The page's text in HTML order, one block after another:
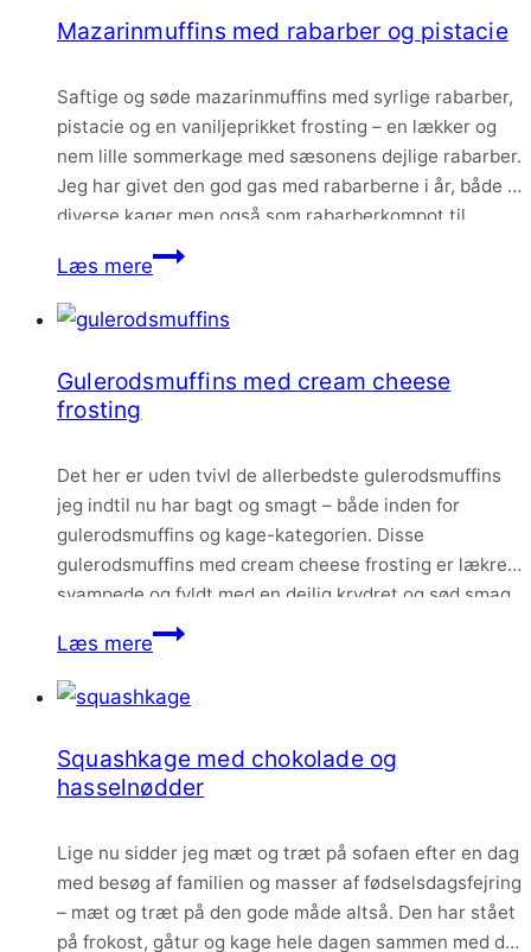
Mazarinmuffins med rabarber og pistacie
Saftige og søde mazarinmuffins med syrlige rabarber,
pistacie og en vaniljeprikket frosting – en lækker og
nem lille sommerkage med sæsonens dejlige rabarber.
Jeg har givet den god gas med rabarberne i år, både i
diverse kager men også som rabarberkompot til
morgenmaden. Jeg elsker de syrlige stængler, der
virkelig er indbegrebet og smagen af…
Læs mereMazarinmuffins
rabarber
pistacie
Gulerodsmuffins med cream cheese
frosting
Det her er uden tvivl de allerbedste gulerodsmuffins
jeg indtil nu har bagt og smagt – både inden for
gulerodsmuffins og kage-kategorien. Disse
gulerodsmuffins med cream cheese frosting er lækre
svampede og fyldt med en dejlig krydret og sød smag.
At de så lige bliver toppet med en luftig og syrlig
cream cheese frosting gør…
Læs mereGulerodsmuffins
cream
frosting
Squashkage med chokolade og
hasselnødder
Lige nu sidder jeg mæt og træt på sofaen efter en dag
med besøg af familien og masser af fødselsdagsfejring
– mæt og træt på den gode måde altså. Den har stået
på frokost, gåtur og kage hele dagen sammen med de